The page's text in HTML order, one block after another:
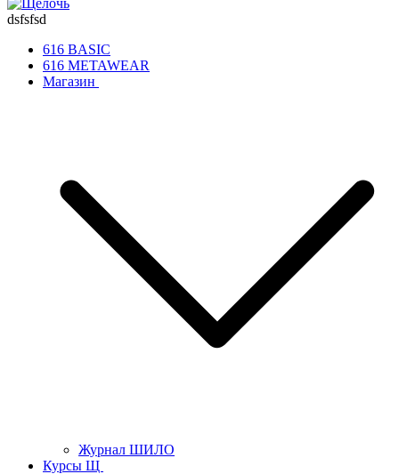
dsfsfsd
616 BASIC
616 METAWEAR
Магазин
Журнал ШИЛО
Курсы Щ